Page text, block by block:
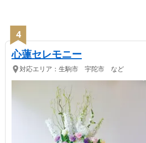
4
心蓮セレモニー
対応エリア： 生駒市 宇陀市 など